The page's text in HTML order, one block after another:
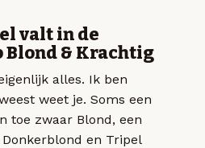
valt in de
Blond & Krachtig
alles. Ik ben
weet je. Soms een
toe zwaar Blond, een
en Tripel